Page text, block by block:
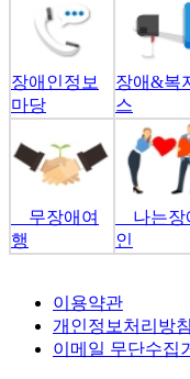
장애인정보
마당
장애&복
스
무장애여
행
나는장
인
이용약관
개인정보처리방침
이메일 무단수집